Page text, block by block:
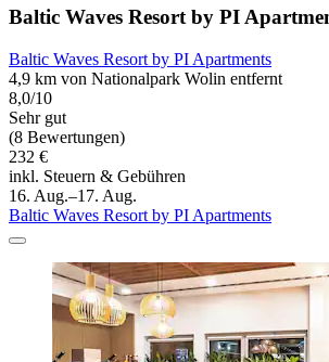
Baltic Waves Resort by PI
Baltic Waves Resort by PI Apartments
4,9 km von Nationalpark Wolin entfernt
8,0/10
Sehr gut
(8 Bewertungen)
232 €
inkl. Steuern & Gebühren
16. Aug.–17. Aug.
Baltic Waves Resort by PI Apartments